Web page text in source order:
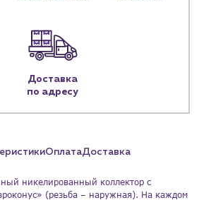
070-19-79
9:00 – 18:00
Доставка
по адресу
ОплатаДоставка
никелированный коллектор c
(резьба – наружная). На каждом